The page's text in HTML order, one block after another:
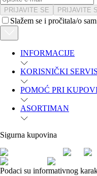
PRIJAVITE SE PRIJAVITE
Slažem se i pročitala/o sam
INFORMACIJE
KORISNIČKI SERVIS
POMOĆ PRI
ASORTIMAN
Sigurna kupovina
Podaci su informativnog